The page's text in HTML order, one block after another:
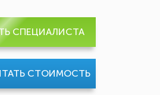
СПЕЦИАЛИСТА
СТОИМОСТЬ